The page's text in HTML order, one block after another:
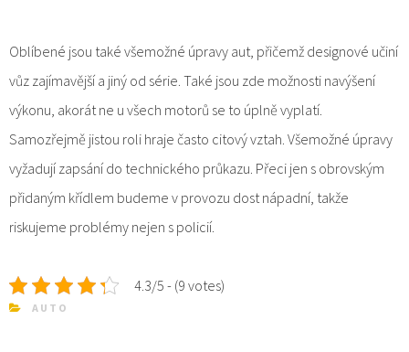
Oblíbené jsou také všemožné úpravy aut, přičemž designové učiní
vůz zajímavější a jiný od série. Také jsou zde možnosti navýšení
výkonu, akorát ne u všech motorů se to úplně vyplatí.
Samozřejmě jistou roli hraje často citový vztah. Všemožné úpravy
vyžadují zapsání do technického průkazu. Přeci jen s obrovským
přidaným křídlem budeme v provozu dost nápadní, takže
riskujeme problémy nejen s policií.
4.3/5 - (9 votes)
AUTO